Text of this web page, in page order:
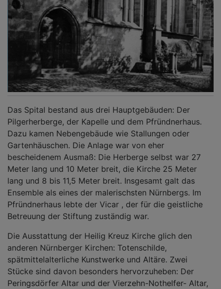
Das Spital bestand aus drei Hauptgebäuden: Der
Pilgerherberge, der Kapelle und dem Pfründnerhaus.
Dazu kamen Nebengebäude wie Stallungen oder
Gartenhäuschen. Die Anlage war von eher
bescheidenem Ausmaß: Die Herberge selbst war 27
Meter lang und 10 Meter breit, die Kirche 25 Meter
lang und 8 bis 11,5 Meter breit. Insgesamt galt das
Ensemble als eines der malerischsten Nürnbergs. Im
Pfründnerhaus lebte der Vicar , der für die geistliche
Betreuung der Stiftung zuständig war.
Die Ausstattung der Heilig Kreuz Kirche glich den
anderen Nürnberger Kirchen: Totenschilde,
spätmittelalterliche Kunstwerke und Altäre. Zwei
Stücke sind davon besonders hervorzuheben: Der
Peringsdörfer Altar und der Vierzehn-Nothelfer- Altar,